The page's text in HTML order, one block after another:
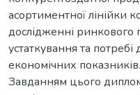
асортиментної лінійки
дослідженні ринкового
устаткування та
економічних показників.
Завданням цього